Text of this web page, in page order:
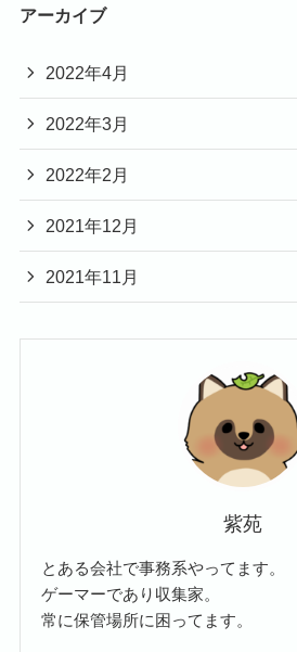
アーカイブ
2022年4月
2022年3月
2022年2月
2021年12月
2021年11月
紫苑
とある会社で事務系やってます。
ゲーマーであり収集家。
常に保管場所に困ってます。